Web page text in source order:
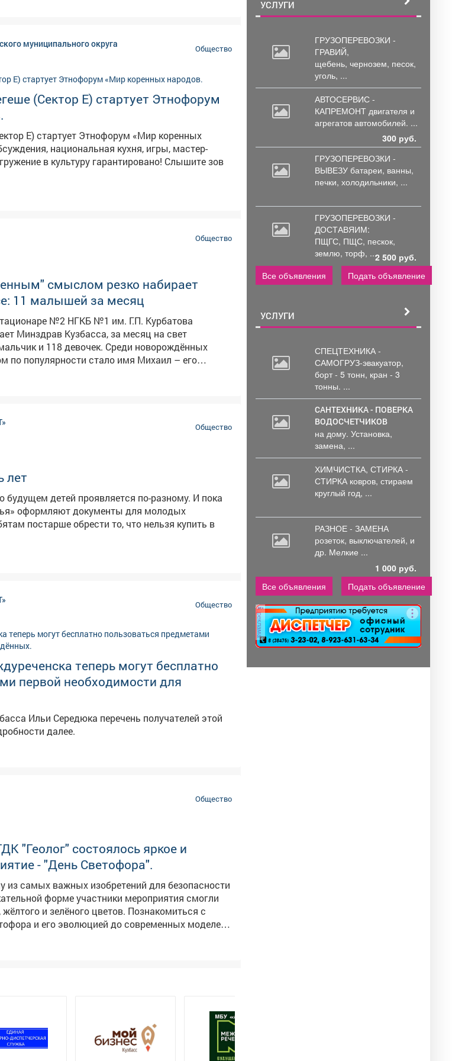
стало меньше на 23%. Также Минобр
Кузбасса
готовятся к новым требованиям для младших классов.
муниципального округа Общество
(Сектор Е) стартует Этнофорум
Е) стартует Этнофорум «Мир коренных
в культуру гарантировано! Слышите зов
Общество
смыслом резко набирает
11 малышей за месяц
№2 НГКБ №1 им. Г.П. Курбатова
и 118 девочек. Среди новорождённых
по популярности стало имя Михаил – его
Наоборот, оно стремительно набирает
стало одним из самых высоких показателей в
Общество
лет
детей проявляется по-разному. И пока
оформляют документы для молодых
постарше обрести то, что нельзя купить в
Общество
теперь могут бесплатно
первой необходимости для
Ильи Середюка перечень получателей этой
далее.
Общество
"Геолог" состоялось яркое и
- "День Светофора".
самых важных изобретений для безопасности
форме участники мероприятия смогли
и зелёного цветов. Познакомиться с
и его эволюцией до современных моделей.
Праздник в ГДК "Геолог" стал
уроком в игровой форме, который напомнил
поведения на дороге с самого раннего возраста.
УСЛУГИ
ГРУЗОПЕРЕВОЗКИ -
ГРАВИЙ,
щебень, чернозем, песок,
уголь, ...
АВТОСЕРВИС -
КАПРЕМОНТ двигателя и
агрегатов автомобилей. ...
300 руб.
ГРУЗОПЕРЕВОЗКИ -
ВЫВЕЗУ батареи, ванны,
печки, холодильники, ...
ГРУЗОПЕРЕВОЗКИ -
ДОСТАВЯИМ:
ПЩГС, ПЩС, пескок,
землю, торф, ...2 500 руб.
Все объявления
Подать объявление
УСЛУГИ
СПЕЦТЕХНИКА -
САМОГРУЗ-эвакуатор,
борт - 5 тонн, кран - 3
тонны. ...
САНТЕХНИКА - ПОВЕРКА
ВОДОСЧЕТЧИКОВ
на дому. Установка,
замена, ...
ХИМЧИСТКА, СТИРКА -
СТИРКА ковров, стираем
круглый год, ...
РАЗНОЕ - ЗАМЕНА
розеток, выключателей, и
др. Мелкие ...
1 000 руб.
Все объявления
Подать объявление
реклама